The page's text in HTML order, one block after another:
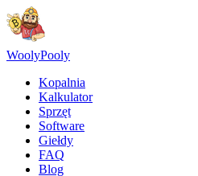
WoolyPooly
Kopalnia
Kalkulator
Sprzęt
Software
Giełdy
FAQ
Blog